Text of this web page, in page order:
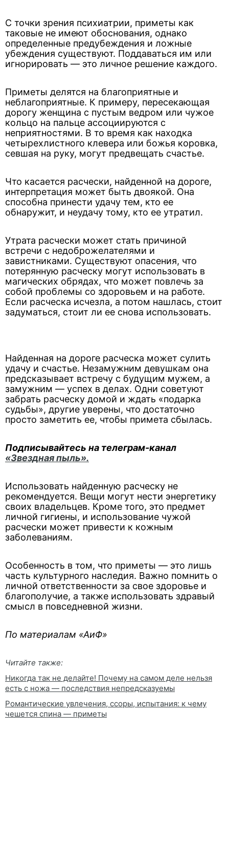
С точки зрения психиатрии, приметы как
таковые не имеют обоснования, однако
определенные предубеждения и ложные
убеждения существуют. Поддаваться им или
игнорировать — это личное решение каждого.
Приметы делятся на благоприятные и
неблагоприятные. К примеру, пересекающая
дорогу женщина с пустым ведром или чужое
кольцо на пальце ассоциируются с
неприятностями. В то время как находка
четырехлистного клевера или божья коровка,
севшая на руку, могут предвещать счастье.
Что касается расчески, найденной на дороге,
интерпретация может быть двоякой. Она
способна принести удачу тем, кто ее
обнаружит, и неудачу тому, кто ее утратил.
Утрата расчески может стать причиной
встречи с недоброжелателями и
завистниками. Существуют опасения, что
потерянную расческу могут использовать в
магических обрядах, что может повлечь за
собой проблемы со здоровьем и на работе.
Если расческа исчезла, а потом нашлась, стоит
задуматься, стоит ли ее снова использовать.
Найденная на дороге расческа может сулить
удачу и счастье. Незамужним девушкам она
предсказывает встречу с будущим мужем, а
замужним — успех в делах. Одни советуют
забрать расческу домой и ждать «подарка
судьбы», другие уверены, что достаточно
просто заметить ее, чтобы примета сбылась.
Подписывайтесь на телеграм-канал
«Звездная пыль».
Использовать найденную расческу не
рекомендуется. Вещи могут нести энергетику
своих владельцев. Кроме того, это предмет
личной гигиены, и использование чужой
расчески может привести к кожным
заболеваниям.
Особенность в том, что приметы — это лишь
часть культурного наследия. Важно помнить о
личной ответственности за свое здоровье и
благополучие, а также использовать здравый
смысл в повседневной жизни.
По материалам «АиФ»
Читайте также:
Никогда так не делайте! Почему на самом деле нельзя
есть с ножа — последствия непредсказуемы
Романтические увлечения, ссоры, испытания: к чему
чешется спина — приметы